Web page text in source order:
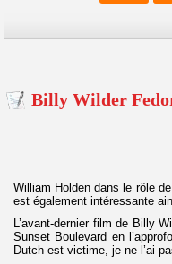
Billy Wilder
William Holden dans le rôle
est également intéressante
L’avant-dernier film de Billy
Sunset Boulevard en
Dutch est victime, je ne l’ai